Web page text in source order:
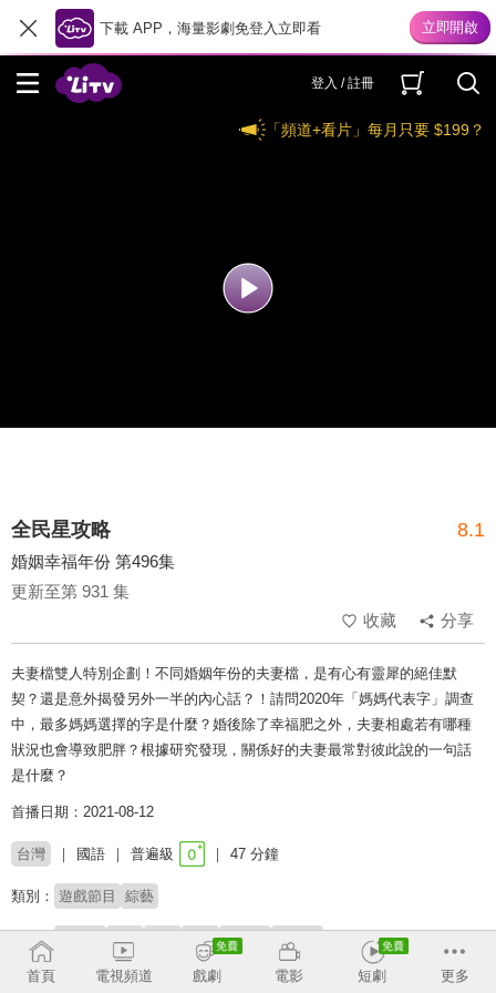
下載 APP，海量影劇免登入立即看
登入 / 註冊
「頻道+看片」每月只要 $199？
全民星攻略 8.1
婚姻幸福年份 第496集
更新至第 931 集
收藏
分享
夫妻檔雙人特別企劃！不同婚姻年份的夫妻檔，是有心有靈犀的絕佳默
契？還是意外揭發另外一半的內心話？！請問2020年「媽媽代表字」調查
中，最多媽媽選擇的字是什麼？婚後除了幸福肥之外，夫妻相處若有哪種
狀況也會導致肥胖？根據研究發現，關係好的夫妻最常對彼此說的一句話
是什麼？
首播日期：2021-08-12
台灣 國語 普遍級 47 分鐘
類別： 遊戲節目 綜藝
來賓： 則蒲 艾成 林蓓蕾 邱軍棠
主持： 曾國城 蔡尚樺
首頁 電視頻道 戲劇 電影 短劇 更多